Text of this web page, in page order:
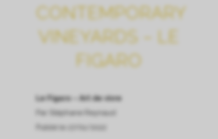
CONTEMPORARY
VINEYARDS – LE
FIGARO
Le Figaro – Art de vivre
Par Stéphane Reynaud
Publié